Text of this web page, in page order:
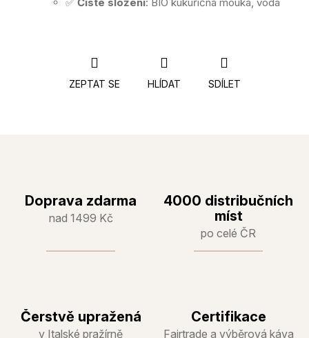
ZEPTAT SE HLÍDAT SDÍLET
Doprava zdarma
nad 1499 Kč
4000 distribučních
míst
po celé ČR
Čerstvě upražená
v Italské pražírně
Certifikace
Fairtrade a výběrová káva